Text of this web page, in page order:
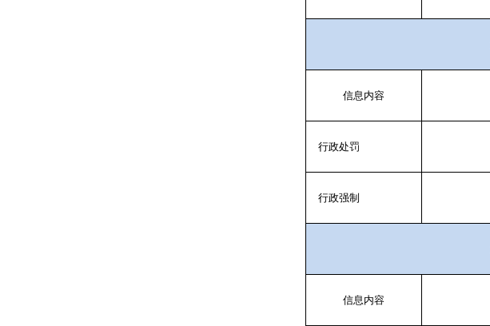
信息内容
行政处罚
行政强制
信息内容